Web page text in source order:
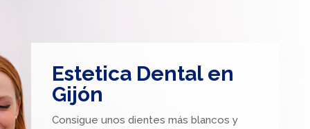
Estetica Dental en
Gijón
Consigue unos dientes más blancos y